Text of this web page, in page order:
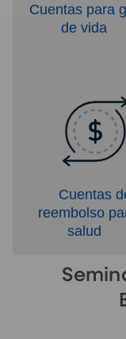
Cuentas para
de vida
Cuentas
reembolso
salud